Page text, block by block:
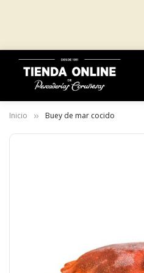
Inicio Buey de mar cocido
Saltar